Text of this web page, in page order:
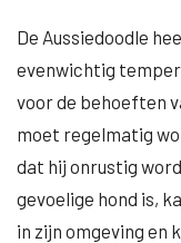
De Aussiedoodle
evenwichtig
voor de behoeften
moet regelmatig
dat hij onrustig
gevoelige hond is,
in zijn omgeving en